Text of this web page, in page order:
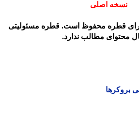
نسخه اصلی
قطره محفوظ است. قطره مسئولیتی
مطالب ندارد.